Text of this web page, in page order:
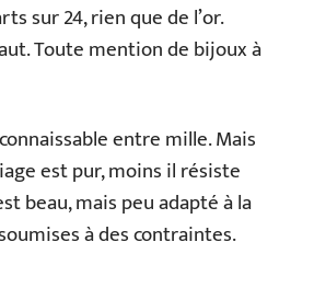
sur 24, rien que de l’or.
Toute mention de bijoux à
entre mille. Mais
est pur, moins il résiste
beau, mais peu adapté à la
à des contraintes.